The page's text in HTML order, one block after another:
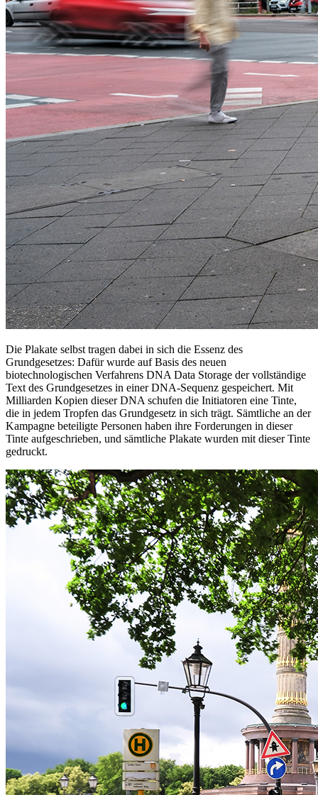
Die Plakate selbst tragen dabei in sich die Essenz des
Grundgesetzes: Dafür wurde auf Basis des neuen
biotechnologischen Verfahrens DNA Data Storage der vollständige
Text des Grundgesetzes in einer DNA-Sequenz gespeichert. Mit
Milliarden Kopien dieser DNA schufen die Initiatoren eine Tinte,
die in jedem Tropfen das Grundgesetz in sich trägt. Sämtliche an der
Kampagne beteiligte Personen haben ihre Forderungen in dieser
Tinte aufgeschrieben, und sämtliche Plakate wurden mit dieser Tinte
gedruckt.